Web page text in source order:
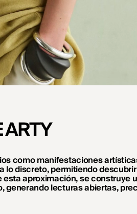
como manifestaciones
discreto, permitiendo
aproximación, se construye
lecturas abiertas,